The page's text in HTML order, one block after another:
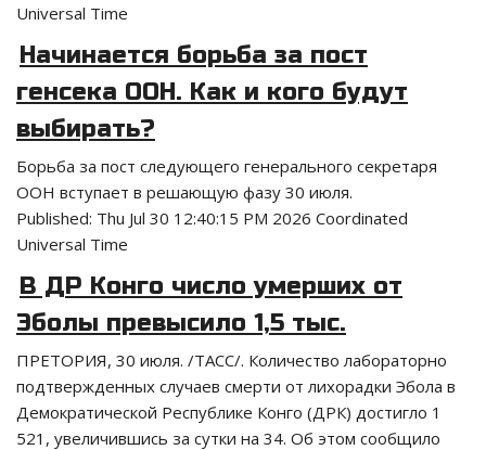
Universal Time
Начинается борьба за пост
генсека ООН. Как и кого будут
выбирать?
Борьба за пост следующего генерального секретаря
ООН вступает в решающую фазу 30 июля.
Published: Thu Jul 30 12:40:15 PM 2026 Coordinated
Universal Time
В ДР Конго число умерших от
Эболы превысило 1,5 тыс.
ПРЕТОРИЯ, 30 июля. /ТАСС/. Количество лабораторно
подтвержденных случаев смерти от лихорадки Эбола в
Демократической Республике Конго (ДРК) достигло 1
521, увеличившись за сутки на 34. Об этом сообщило